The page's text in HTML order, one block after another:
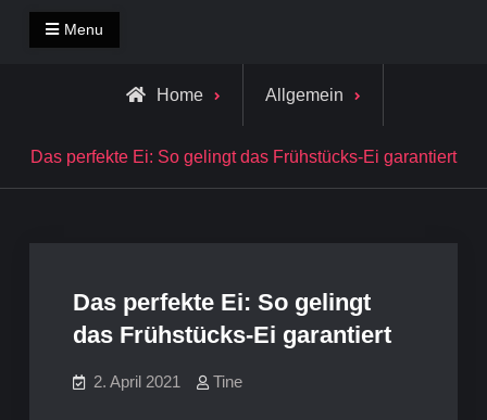
FunctionFit Blog
Fitness und Lifestyle Blog
Menu
Home Allgemein
Das perfekte Ei: So gelingt das Frühstücks-Ei garantiert
Das perfekte Ei: So gelingt
das Frühstücks-Ei garantiert
2. April 2021 Tine